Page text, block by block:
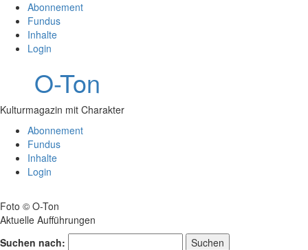
Abonnement
Fundus
Inhalte
Login
O-Ton
Kulturmagazin mit Charakter
Abonnement
Fundus
Inhalte
Login
Foto © O-Ton
Aktuelle Aufführungen
Suchen nach: